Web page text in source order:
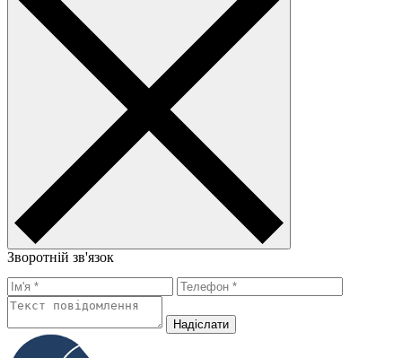
Зворотній зв'язок
Надiслати